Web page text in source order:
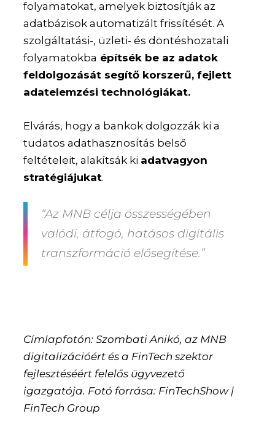
folyamatokat, amelyek biztosítják az
adatbázisok automatizált frissítését. A
szolgáltatási-, üzleti- és döntéshozatali
folyamatokba építsék be az adatok
feldolgozását segítő korszerű, fejlett
adatelemzési technológiákat.
Elvárás, hogy a bankok dolgozzák ki a
tudatos adathasznosítás belső
feltételeit, alakítsák ki adatvagyon
stratégiájukat.
“Az MNB célja összességében
valódi, átfogó, hatásos digitális
transzformáció elősegítése.”
Címlapfotón: Szombati Anikó, az MNB
digitalizációért és a FinTech szektor
fejlesztéséért felelős ügyvezető
igazgatója. Fotó forrása: FinTechShow |
FinTech Group